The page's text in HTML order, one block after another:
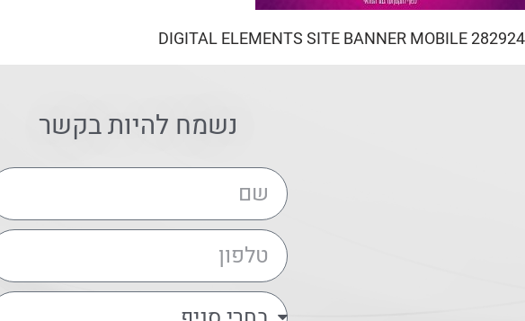
282924 DIGITAL ELEMENTS SITE BANNER MOBILE
נשמח להיות בקשר